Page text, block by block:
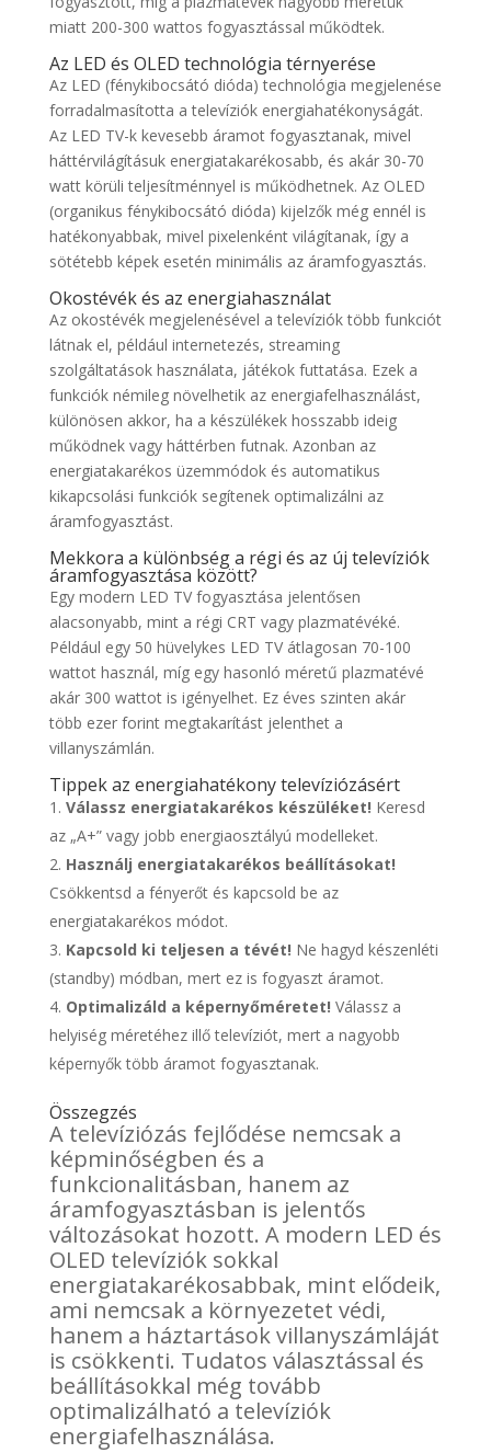
miatt 200-300 wattos fogyasztással működtek.
Az LED és OLED technológia térnyerése
Az LED (fénykibocsátó dióda) technológia megjelenése
forradalmasította a televíziók energiahatékonyságát.
Az LED TV-k kevesebb áramot fogyasztanak, mivel
háttérvilágításuk energiatakarékosabb, és akár 30-70
watt körüli teljesítménnyel is működhetnek. Az OLED
(organikus fénykibocsátó dióda) kijelzők még ennél is
hatékonyabbak, mivel pixelenként világítanak, így a
sötétebb képek esetén minimális az áramfogyasztás.
Okostévék és az energiahasználat
Az okostévék megjelenésével a televíziók több funkciót
látnak el, például internetezés, streaming
szolgáltatások használata, játékok futtatása. Ezek a
funkciók némileg növelhetik az energiafelhasználást,
különösen akkor, ha a készülékek hosszabb ideig
működnek vagy háttérben futnak. Azonban az
energiatakarékos üzemmódok és automatikus
kikapcsolási funkciók segítenek optimalizálni az
áramfogyasztást.
Mekkora a különbség a régi és az új televíziók
áramfogyasztása között?
Egy modern LED TV fogyasztása jelentősen
alacsonyabb, mint a régi CRT vagy plazmatévéké.
Például egy 50 hüvelykes LED TV átlagosan 70-100
wattot használ, míg egy hasonló méretű plazmatévé
akár 300 wattot is igényelhet. Ez éves szinten akár
több ezer forint megtakarítást jelenthet a
villanyszámlán.
Tippek az energiahatékony televíziózásért
Válassz energiatakarékos készüléket! Keresd
az „A+” vagy jobb energiaosztályú modelleket.
Használj energiatakarékos beállításokat!
Csökkentsd a fényerőt és kapcsold be az
energiatakarékos módot.
Kapcsold ki teljesen a tévét! Ne hagyd készenléti
(standby) módban, mert ez is fogyaszt áramot.
Optimalizáld a képernyőméretet! Válassz a
helyiség méretéhez illő televíziót, mert a nagyobb
képernyők több áramot fogyasztanak.
Összegzés
A televíziózás fejlődése nemcsak a
képminőségben és a
funkcionalitásban, hanem az
áramfogyasztásban is jelentős
változásokat hozott. A modern LED és
OLED televíziók sokkal
energiatakarékosabbak, mint elődeik,
ami nemcsak a környezetet védi,
hanem a háztartások villanyszámláját
is csökkenti. Tudatos választással és
beállításokkal még tovább
optimalizálható a televíziók
energiafelhasználása.